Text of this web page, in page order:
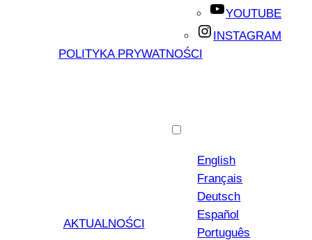
YOUTUBE
INSTAGRAM
POLITYKA PRYWATNOŚCI
AKTUALNOŚCI
English
Français
Deutsch
Español
Português